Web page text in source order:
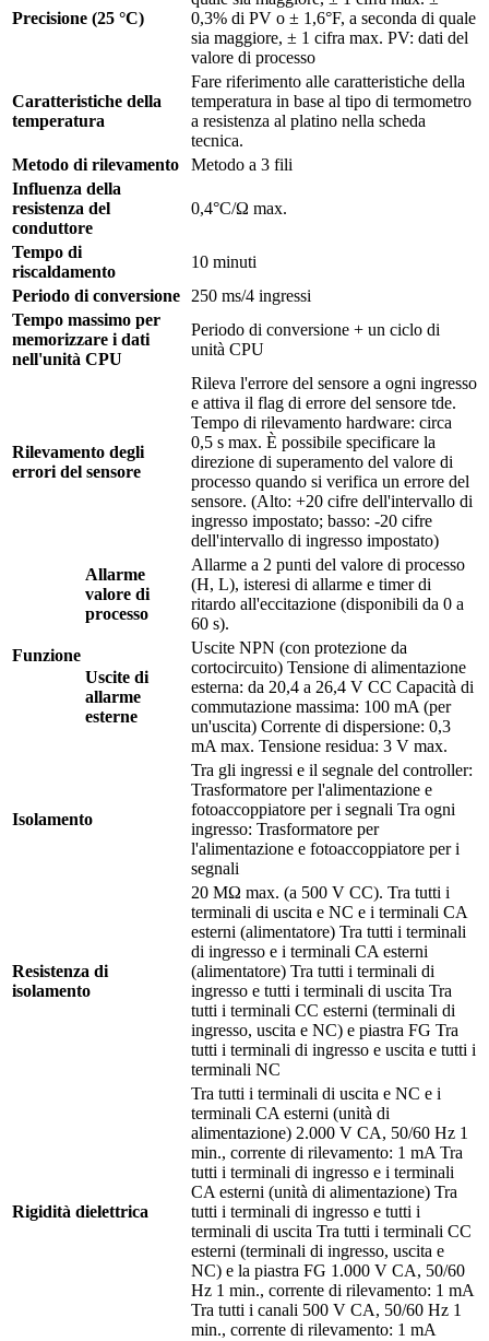
Precisione (25 °C)
0,3% di PV o ± 1,6°F, a seconda di quale
sia maggiore, ± 1 cifra max. PV: dati del
valore di processo
Caratteristiche della
temperatura
Fare riferimento alle caratteristiche della
temperatura in base al tipo di termometro
a resistenza al platino nella scheda
tecnica.
Metodo di rilevamento
Metodo a 3 fili
Influenza della
resistenza del
conduttore
0,4°C/Ω max.
Tempo di
riscaldamento
10 minuti
Periodo di conversione
250 ms/4 ingressi
Tempo massimo per
memorizzare i dati
nell'unità CPU
Periodo di conversione + un ciclo di
unità CPU
Rilevamento degli
errori del sensore
Rileva l'errore del sensore a ogni ingresso
e attiva il flag di errore del sensore tde.
Tempo di rilevamento hardware: circa
0,5 s max. È possibile specificare la
direzione di superamento del valore di
processo quando si verifica un errore del
sensore. (Alto: +20 cifre dell'intervallo di
ingresso impostato; basso: -20 cifre
dell'intervallo di ingresso impostato)
Funzione
Allarme
valore di
processo
Allarme a 2 punti del valore di processo
(H, L), isteresi di allarme e timer di
ritardo all'eccitazione (disponibili da 0 a
60 s).
Uscite di
allarme
esterne
Uscite NPN (con protezione da
cortocircuito) Tensione di alimentazione
esterna: da 20,4 a 26,4 V CC Capacità di
commutazione massima: 100 mA (per
un'uscita) Corrente di dispersione: 0,3
mA max. Tensione residua: 3 V max.
Isolamento
Tra gli ingressi e il segnale del controller:
Trasformatore per l'alimentazione e
fotoaccoppiatore per i segnali Tra ogni
ingresso: Trasformatore per
l'alimentazione e fotoaccoppiatore per i
segnali
Resistenza di
isolamento
20 MΩ max. (a 500 V CC). Tra tutti i
terminali di uscita e NC e i terminali CA
esterni (alimentatore) Tra tutti i terminali
di ingresso e i terminali CA esterni
(alimentatore) Tra tutti i terminali di
ingresso e tutti i terminali di uscita Tra
tutti i terminali CC esterni (terminali di
ingresso, uscita e NC) e piastra FG Tra
tutti i terminali di ingresso e uscita e tutti i
terminali NC
Rigidità dielettrica
Tra tutti i terminali di uscita e NC e i
terminali CA esterni (unità di
alimentazione) 2.000 V CA, 50/60 Hz 1
min., corrente di rilevamento: 1 mA Tra
tutti i terminali di ingresso e i terminali
CA esterni (unità di alimentazione) Tra
tutti i terminali di ingresso e tutti i
terminali di uscita Tra tutti i terminali CC
esterni (terminali di ingresso, uscita e
NC) e la piastra FG 1.000 V CA, 50/60
Hz 1 min., corrente di rilevamento: 1 mA
Tra tutti i canali 500 V CA, 50/60 Hz 1
min., corrente di rilevamento: 1 mA